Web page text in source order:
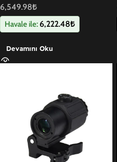
6,549.98₺
Havale ile:6,222.48₺
Devamını Oku